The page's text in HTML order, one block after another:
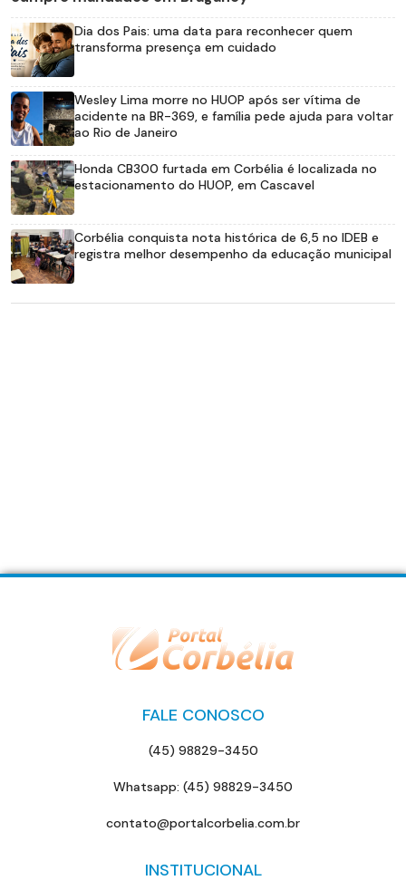
Dia dos Pais: uma data para reconhecer quem
transforma presença em cuidado
Wesley Lima morre no HUOP após ser vítima de
acidente na BR-369, e família pede ajuda para voltar
ao Rio de Janeiro
Honda CB300 furtada em Corbélia é localizada no
estacionamento do HUOP, em Cascavel
Corbélia conquista nota histórica de 6,5 no IDEB e
registra melhor desempenho da educação municipal
FALE CONOSCO
(45) 98829-3450
Whatsapp: (45) 98829-3450
contato@portalcorbelia.com.br
INSTITUCIONAL